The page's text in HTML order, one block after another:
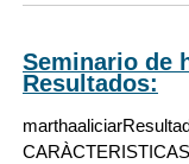
Seminario de
Resultados:
marthaaliciar